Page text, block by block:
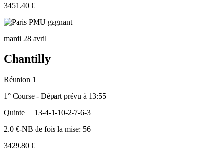
3451.40 €
mardi 28 avril
Chantilly
Réunion 1
1° Course - Départ prévu à 13:55
Quinte
13-4-1-10-2-7-6-3
2.0 €-NB de fois la mise: 56
3429.80 €